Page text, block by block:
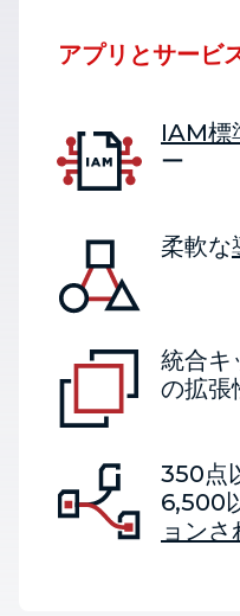
アプリとサービ
IAM標
ー
柔軟な
統合キ
の拡張
350点
6,500
ョン